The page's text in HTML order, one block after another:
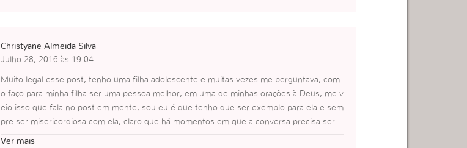
Christyane Almeida Silva
Julho 28, 2016 às 19:04
Muito legal esse post, tenho uma filha adolescente e muitas vezes me perguntava, com
o faço para minha filha ser uma pessoa melhor, em uma de minhas orações à Deus, me v
eio isso que fala no post em mente, sou eu é que tenho que ser exemplo para ela e sem
pre ser misericordiosa com ela, claro que há momentos em que a conversa precisa ser
mais dura, mas o caminho é esse. Muito forte.
Ver mais